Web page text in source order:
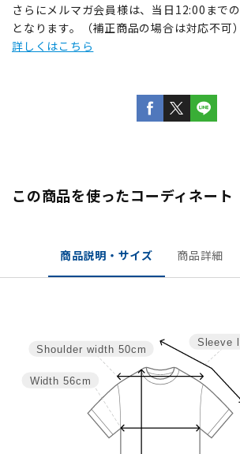
さらにメルマガ会員様は、当日12:00まで
となります。（補正商品の場合は対応不可）
詳しくはこちら
この商品を使ったコーディネート
商品説明・サイズ 商品詳細
Sleeve
Width 56cm
Shoulder width 50cm